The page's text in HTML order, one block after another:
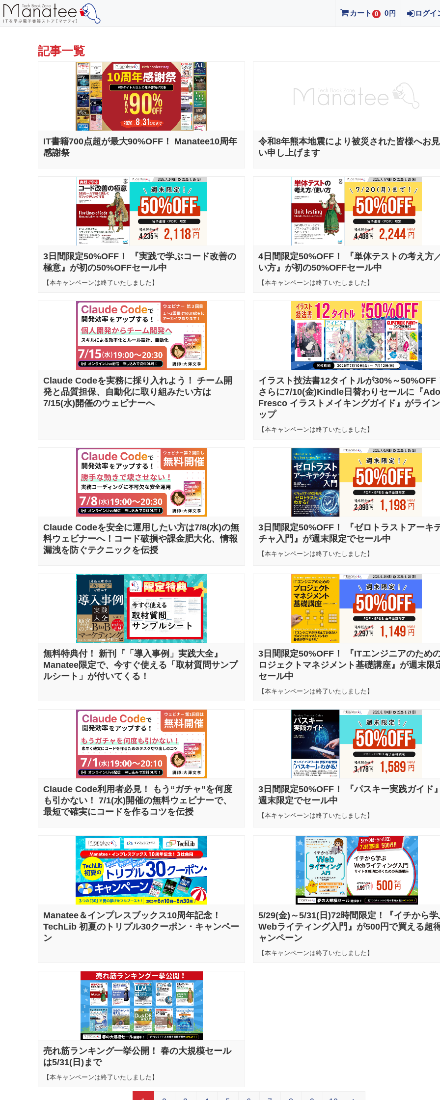
カート 0 0 円 ログイ
記事一覧
IT書籍700点超が最大90%OFF！ Manatee10周年
感謝祭
令和8年熊本地震により被災された皆様へお
い申し上げます
3日間限定50%OFF！ 『実践で学ぶコード改善の
極意』が初の50%OFFセール中
【本キャンペーンは終了いたしました】
4日間限定50%OFF！ 『単体テストの考え方
い方』が初の50%OFFセール中
【本キャンペーンは終了いたしました】
Claude Codeを実務に採り入れよう！ チーム開
発と品質担保、自動化に取り組みたい方は
7/15(水)開催のウェビナーへ
イラスト技法書12タイトルが30%～50%OFF
さらに7/10(金)Kindle日替わりセールに『
Fresco イラストメイキングガイド』がライ
ップ
【本キャンペーンは終了いたしました】
Claude Codeを安全に運用したい方は7/8(水)の無
料ウェビナーへ！コード破損や課金肥大化、情報
漏洩を防ぐテクニックを伝授
3日間限定50%OFF！ 『ゼロトラストアーキ
チャ入門』が週末限定でセール中
【本キャンペーンは終了いたしました】
無料特典付！ 新刊『「導入事例」実践大全』
Manatee限定で、今すぐ使える「取材質問サンプ
ルシート」が付いてくる！
3日間限定50%OFF！ 『ITエンジニアのため
ロジェクトマネジメント基礎講座』が週末限
セール中
【本キャンペーンは終了いたしました】
Claude Code利用者必見！ もう“ガチャ”を何度
も引かない！ 7/1(水)開催の無料ウェビナーで、
最短で確実にコードを作るコツを伝授
3日間限定50%OFF！ 『パスキー実践ガイド
週末限定でセール中
【本キャンペーンは終了いたしました】
Manatee＆インプレスブックス10周年記念！
TechLib 初夏のトリプル30クーポン・キャンペー
ン
5/29(金)～5/31(日)72時間限定！『イチから学
Webライティング入門』が500円で買える超
ャンペーン
【本キャンペーンは終了いたしました】
売れ筋ランキング一挙公開！ 春の大規模セール
は5/31(日)まで
【本キャンペーンは終了いたしました】